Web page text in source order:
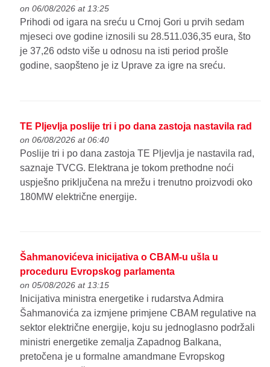
on 06/08/2026 at 13:25
Prihodi od igara na sreću u Crnoj Gori u prvih sedam
mjeseci ove godine iznosili su 28.511.036,35 eura, što
je 37,26 odsto više u odnosu na isti period prošle
godine, saopšteno je iz Uprave za igre na sreću.
TE Pljevlja poslije tri i po dana zastoja nastavila rad
on 06/08/2026 at 06:40
Poslije tri i po dana zastoja TE Pljevlja je nastavila rad,
saznaje TVCG. Elektrana je tokom prethodne noći
uspješno priključena na mrežu i trenutno proizvodi oko
180MW električne energije.
Šahmanovićeva inicijativa o CBAM-u ušla u
proceduru Evropskog parlamenta
on 05/08/2026 at 13:15
Inicijativa ministra energetike i rudarstva Admira
Šahmanovića za izmjene primjene CBAM regulative na
sektor električne energije, koju su jednoglasno podržali
ministri energetike zemalja Zapadnog Balkana,
pretočena je u formalne amandmane Evropskog